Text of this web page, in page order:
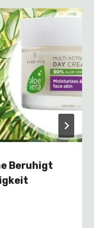
Beruhigt